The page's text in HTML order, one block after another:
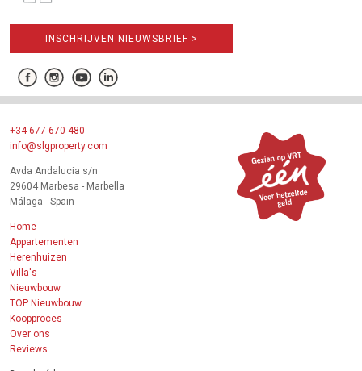
INSCHRIJVEN NIEUWSBRIEF >
+34 677 670 480
info@slgproperty.com
Avda Andalucia s/n
29604 Marbesa - Marbella
Málaga - Spain
Home
Appartementen
Herenhuizen
Villa's
Nieuwbouw
TOP Nieuwbouw
Koopproces
Over ons
Reviews